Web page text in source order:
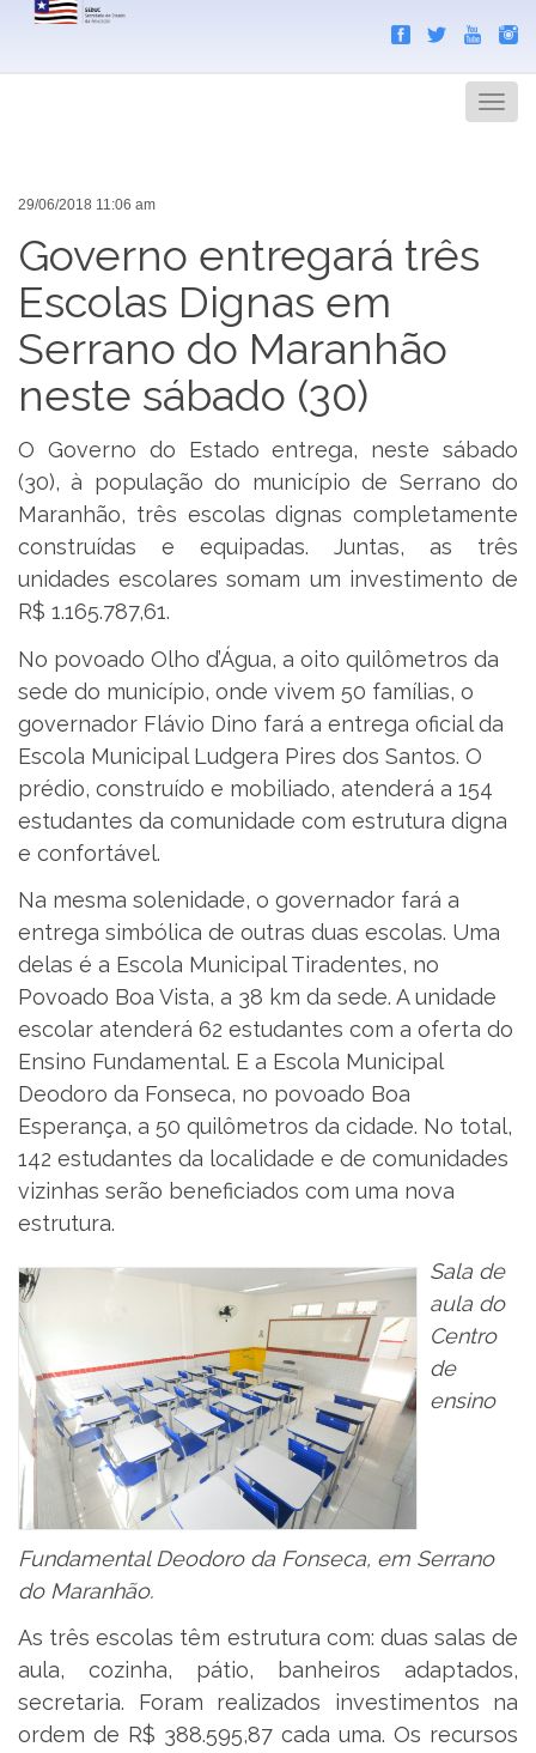
Menu
29/06/2018 11:06 am
Governo entregará três
Escolas Dignas em
Serrano do Maranhão
neste sábado (30)
O Governo do Estado entrega, neste sábado
(30), à população do município de Serrano do
Maranhão, três escolas dignas completamente
construídas e equipadas. Juntas, as três
unidades escolares somam um investimento de
R$ 1.165.787,61.
No povoado Olho d’Água, a oito quilômetros da
sede do município, onde vivem 50 famílias, o
governador Flávio Dino fará a entrega oficial da
Escola Municipal Ludgera Pires dos Santos. O
prédio, construído e mobiliado, atenderá a 154
estudantes da comunidade com estrutura digna
e confortável.
Na mesma solenidade, o governador fará a
entrega simbólica de outras duas escolas. Uma
delas é a Escola Municipal Tiradentes, no
Povoado Boa Vista, a 38 km da sede. A unidade
escolar atenderá 62 estudantes com a oferta do
Ensino Fundamental. E a Escola Municipal
Deodoro da Fonseca, no povoado Boa
Esperança, a 50 quilômetros da cidade. No total,
142 estudantes da localidade e de comunidades
vizinhas serão beneficiados com uma nova
estrutura.
Sala de
aula do
Centro
de
ensino
Fundamental Deodoro da Fonseca, em Serrano
do Maranhão.
As três escolas têm estrutura com: duas salas de
aula, cozinha, pátio, banheiros adaptados,
secretaria. Foram realizados investimentos na
ordem de R$ 388.595,87 cada uma. Os recursos